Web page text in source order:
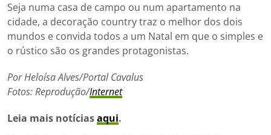
Seja numa casa de campo ou num apartamento na
cidade, a decoração country traz o melhor dos dois
mundos e convida todos a um Natal em que o simples e
o rústico são os grandes protagonistas.
Por Heloísa Alves/Portal Cavalus
Fotos: Reprodução/Internet
Leia mais notíciasaqui.